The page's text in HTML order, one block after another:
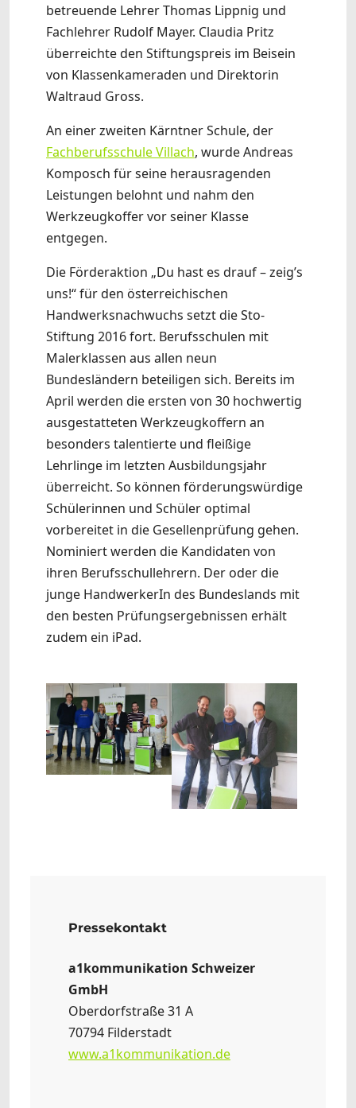
betreuende Lehrer Thomas Lippnig und
Fachlehrer Rudolf Mayer. Claudia Pritz
überreichte den Stiftungspreis im Beisein
von Klassenkameraden und Direktorin
Waltraud Gross.
An einer zweiten Kärntner Schule, der
Fachberufsschule Villach, wurde Andreas
Komposch für seine herausragenden
Leistungen belohnt und nahm den
Werkzeugkoffer vor seiner Klasse
entgegen.
Die Förderaktion „Du hast es drauf – zeig’s
uns!“ für den österreichischen
Handwerksnachwuchs setzt die Sto-
Stiftung 2016 fort. Berufsschulen mit
Malerklassen aus allen neun
Bundesländern beteiligen sich. Bereits im
April werden die ersten von 30 hochwertig
ausgestatteten Werkzeugkoffern an
besonders talentierte und fleißige
Lehrlinge im letzten Ausbildungsjahr
überreicht. So können förderungswürdige
Schülerinnen und Schüler optimal
vorbereitet in die Gesellenprüfung gehen.
Nominiert werden die Kandidaten von
ihren Berufsschullehrern. Der oder die
junge HandwerkerIn des Bundeslands mit
den besten Prüfungsergebnissen erhält
zudem ein iPad.
Show larger version Show larger version
Pressekontakt
a1kommunikation Schweizer
GmbH
Oberdorfstraße 31 A
70794 Filderstadt
www.a1kommunikation.de